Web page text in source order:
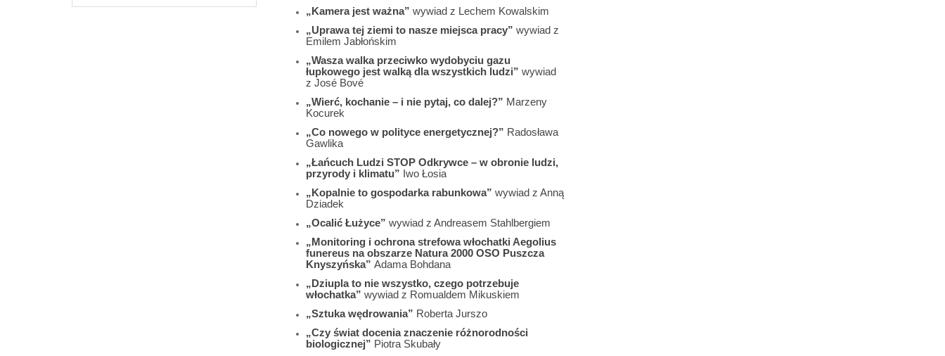
„Kamera jest ważna” wywiad z Lechem Kowalskim
„Uprawa tej ziemi to nasze miejsca pracy” wywiad z
Emilem Jabłońskim
„Wasza walka przeciwko wydobyciu gazu
łupkowego jest walką dla wszystkich ludzi” wywiad
z José Bové
„Wierć, kochanie – i nie pytaj, co dalej?” Marzeny
Kocurek
„Co nowego w polityce energetycznej?” Radosława
Gawlika
„Łańcuch Ludzi STOP Odkrywce – w obronie ludzi,
przyrody i klimatu” Iwo Łosia
„Kopalnie to gospodarka rabunkowa” wywiad z Anną
Dziadek
„Ocalić Łużyce” wywiad z Andreasem Stahlbergiem
„Monitoring i ochrona strefowa włochatki Aegolius
funereus na obszarze Natura 2000 OSO Puszcza
Knyszyńska” Adama Bohdana
„Dziupla to nie wszystko, czego potrzebuje
włochatka” wywiad z Romualdem Mikuskiem
„Sztuka wędrowania” Roberta Jurszo
„Czy świat docenia znaczenie różnorodności
biologicznej” Piotra Skubały